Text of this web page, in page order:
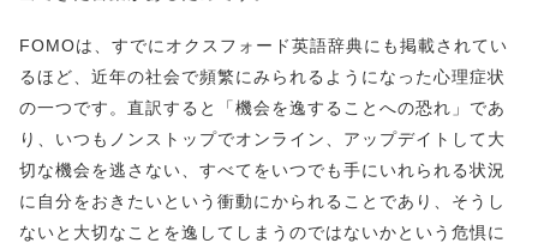
FOMOは、すでにオクスフォード英語辞典にも掲載されてい
るほど、近年の社会で頻繁にみられるようになった心理症状
の一つです。直訳すると「機会を逸することへの恐れ」であ
り、いつもノンストップでオンライン、アップデイトして大
切な機会を逃さない、すべてをいつでも手にいれられる状況
に自分をおきたいという衝動にかられることであり、そうし
ないと大切なことを逸してしまうのではないかという危惧に